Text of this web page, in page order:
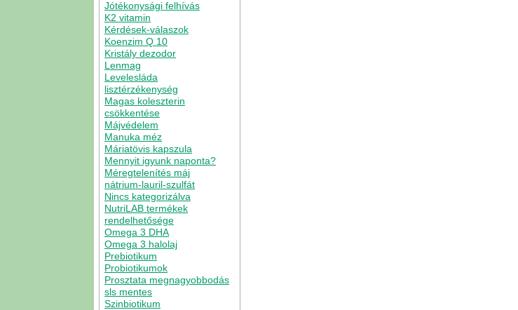
Jótékonysági felhívás
K2 vitamin
Kérdések-válaszok
Koenzim Q 10
Kristály dezodor
Lenmag
Levelesláda
lisztérzékenység
Magas koleszterin
csökkentése
Májvédelem
Manuka méz
Máriatövis kapszula
Mennyit igyunk naponta?
Méregtelenítés máj
nátrium-lauril-szulfát
Nincs kategorizálva
NutriLAB termékek
rendelhetősége
Omega 3 DHA
Omega 3 halolaj
Prebiotikum
Probiotikumok
Prosztata megnagyobbodás
sls mentes
Szinbiotikum